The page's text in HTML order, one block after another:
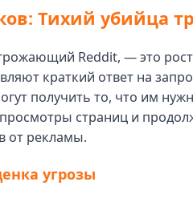
Тихий убийца
Reddit, — это рост
краткий ответ на
получить то, что им
страниц и
от рекламы.
угрозы